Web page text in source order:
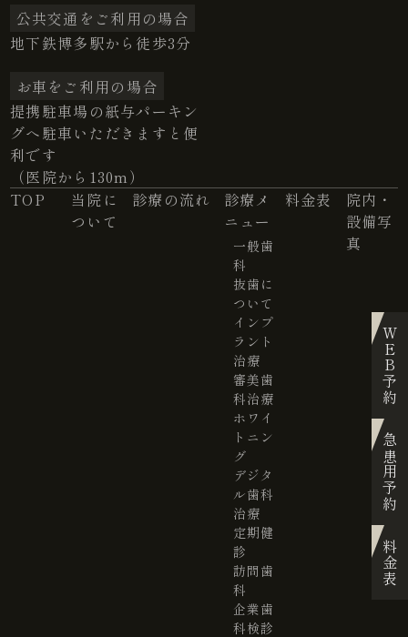
WEB予約
急患用予約
料金表
公共交通をご利用の場合
地下鉄博多駅から徒歩3分
お車をご利用の場合
提携駐車場の紙与パーキン
グへ駐車いただきますと便
利です
（医院から130m）
TOP
当院に
ついて
診療の流れ
診療メ
ニュー
一般歯
科
抜歯に
ついて
インプ
ラント
治療
審美歯
科治療
ホワイ
トニン
グ
デジタ
ル歯科
治療
定期健
診
訪問歯
科
企業歯
科検診
料金表
院内・
設備写
真